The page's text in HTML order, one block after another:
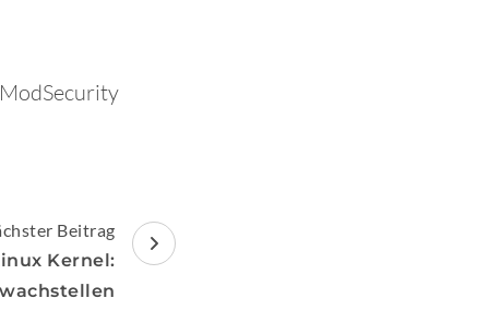
Beitrag
Kernel: